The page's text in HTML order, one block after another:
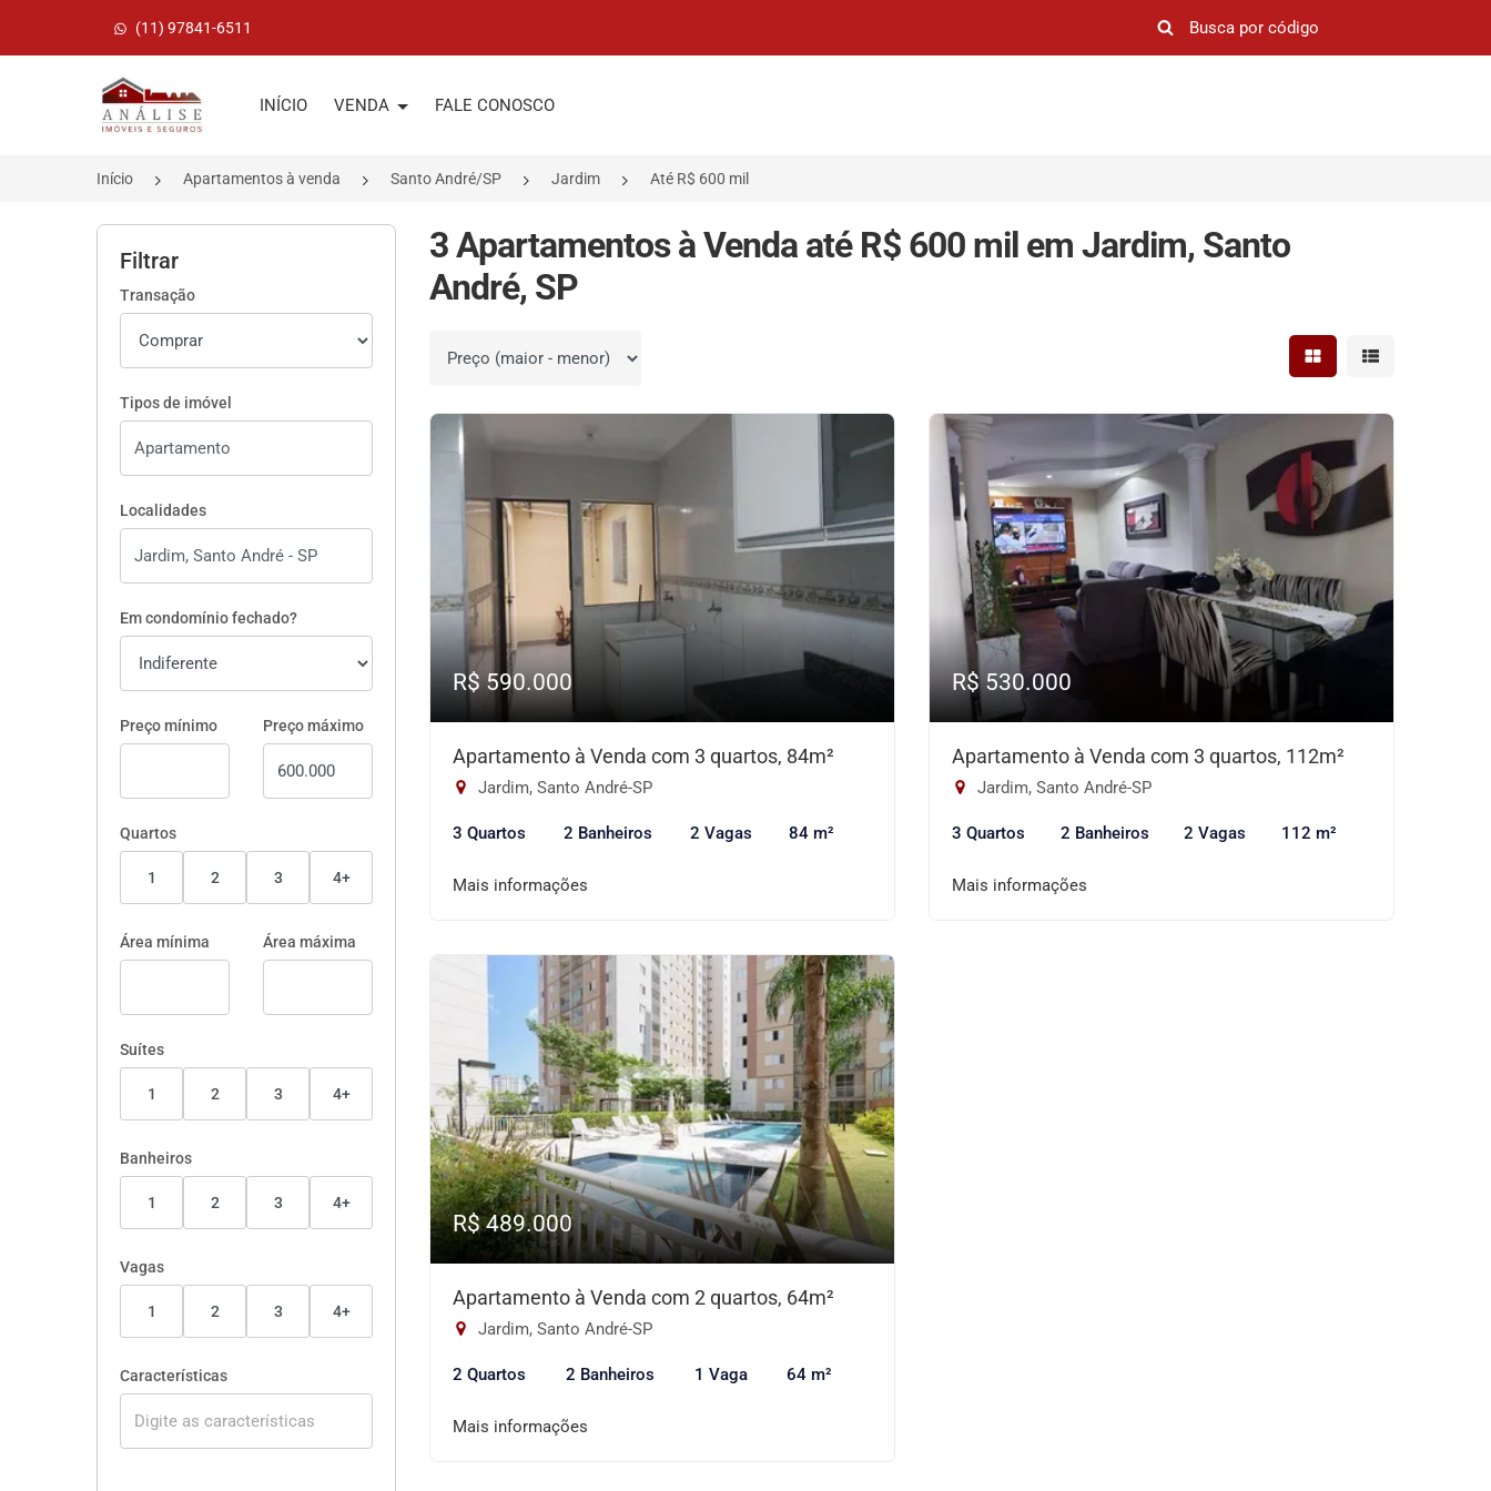
(11) 97841-6511
Página inicial
INÍCIO VENDA FALE CONOSCO
Início Apartamentos à venda Santo André/SP Jardim Até R$ 600 mil
Filtrar
Transação
Tipos de imóvel
Localidades
Em condomínio fechado?
Preço mínimo Preço máximo
Quartos
1 2 3 4+
Área mínima Área máxima
Suítes
1 2 3 4+
Banheiros
1 2 3 4+
Vagas
1 2 3 4+
Características
3 Apartamentos à Venda até R$ 600 mil em Jardim, Santo
André, SP
Ordenar por Mostrar resultados em
Mostrar
R$ 590.000
Apartamento à Venda com 3 quartos, 84m²
Jardim, Santo André-SP
3 Quartos 2 Banheiros 2 Vagas 84 m²
Mais informações
R$ 530.000
Apartamento à Venda com 3 quartos, 112m²
Jardim, Santo André-SP
3 Quartos 2 Banheiros 2 Vagas 112 m²
Mais informações
R$ 489.000
Apartamento à Venda com 2 quartos, 64m²
Jardim, Santo André-SP
2 Quartos 2 Banheiros 1 Vaga 64 m²
Mais informações